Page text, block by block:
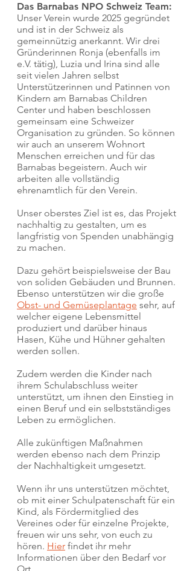
Das Barnabas NPO Schweiz Team:
Unser Verein wurde 2025 gegründet
und ist in der Schweiz als
gemeinnützig anerkannt. Wir drei
Gründerinnen Ronja (ebenfalls im
e.V. tätig), Luzia und Irina sind alle
seit vielen Jahren selbst
Unterstützerinnen und Patinnen von
Kindern am Barnabas Children
Center und haben beschlossen
gemeinsam eine Schweizer
Organisation zu gründen. So können
wir auch an unserem Wohnort
Menschen erreichen und für das
Barnabas begeistern. Auch wir
arbeiten alle vollständig
ehrenamtlich für den Verein.
Unser oberstes Ziel ist es, das Projekt
nachhaltig zu gestalten, um es
langfristig von Spenden unabhängig
zu machen.
Dazu gehört beispielsweise der Bau
von soliden Gebäuden und Brunnen.
Ebenso unterstützen wir die große
Obst- und Gemüseplantage sehr, auf
welcher eigene Lebensmittel
produziert und darüber hinaus
Hasen, Kühe und Hühner gehalten
werden sollen.
Zudem werden die Kinder nach
ihrem Schulabschluss weiter
unterstützt, um ihnen den Einstieg in
einen Beruf und ein selbstständiges
Leben zu ermöglichen.
Alle zukünftigen Maßnahmen
werden ebenso nach dem Prinzip
der Nachhaltigkeit umgesetzt.
Wenn ihr uns unterstützen möchtet,
ob mit einer Schulpatenschaft für ein
Kind, als Fördermitglied des
Vereines oder für einzelne Projekte,
freuen wir uns sehr, von euch zu
hören. Hier findet ihr mehr
Informationen über den Bedarf vor